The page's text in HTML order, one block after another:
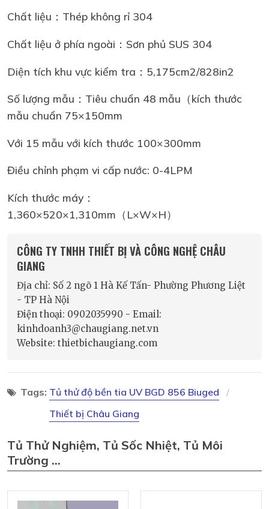
Chất liệu：Thép không rỉ 304
Chất liệu ở phía ngoài：Sơn phủ SUS 304
Diện tích khu vực kiểm tra：5,175cm2/828in2
Số lượng mẫu：Tiêu chuẩn 48 mẫu（kích thước
mẫu chuẩn 75×150mm
Với 15 mẫu với kích thước 100×300mm
Điều chỉnh phạm vi cấp nước: 0-4LPM
Kích thước máy：
1,360×520×1,310mm（L×W×H）
CÔNG TY TNHH THIẾT BỊ VÀ CÔNG NGHỆ CHÂU
GIANG
Địa chỉ: Số 2 ngõ 1 Hà Kế Tấn- Phường Phương Liệt
- TP Hà Nội
Điện thoại: 0902035990 - Email:
kinhdoanh3@chaugiang.net.vn
Website: thietbichaugiang.com
Tags: Tủ thử độ bền tia UV BGD 856 Biuged
Thiết bị Châu Giang
Tủ Thử Nghiệm, Tủ Sốc Nhiệt, Tủ Môi
Trường ...